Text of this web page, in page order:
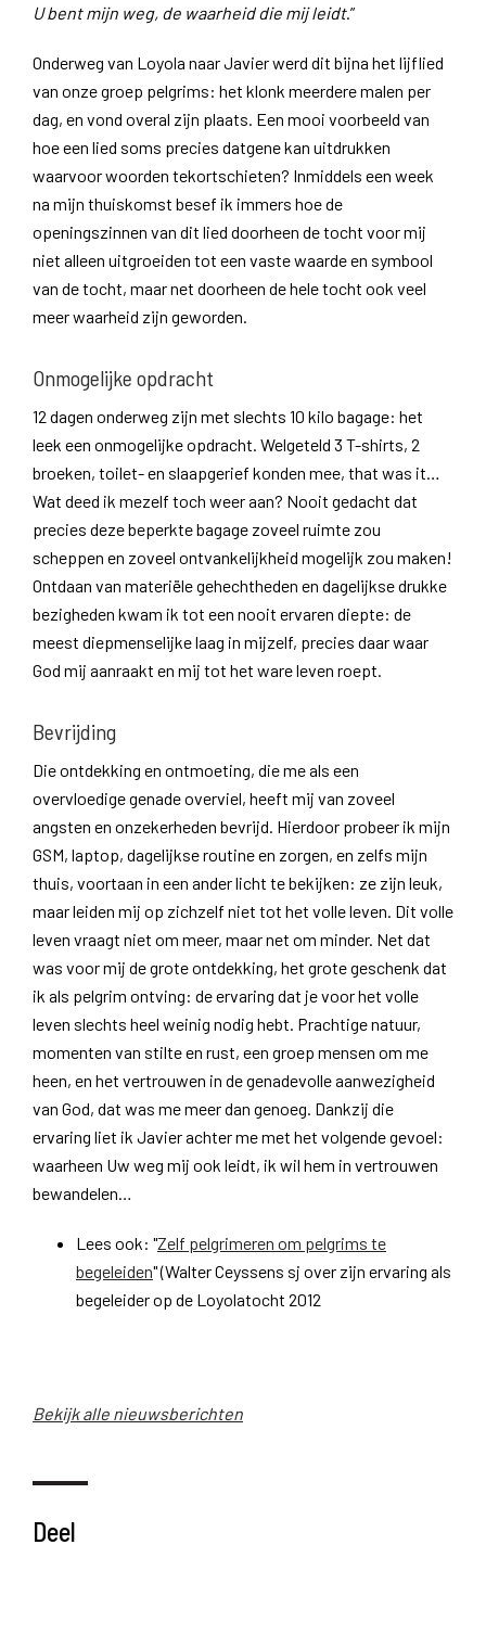
U bent mijn weg, de waarheid die mij leidt.”
Onderweg van Loyola naar Javier werd dit bijna het lijflied
van onze groep pelgrims: het klonk meerdere malen per
dag, en vond overal zijn plaats. Een mooi voorbeeld van
hoe een lied soms precies datgene kan uitdrukken
waarvoor woorden tekortschieten? Inmiddels een week
na mijn thuiskomst besef ik immers hoe de
openingszinnen van dit lied doorheen de tocht voor mij
niet alleen uitgroeiden tot een vaste waarde en symbool
van de tocht, maar net doorheen de hele tocht ook veel
meer waarheid zijn geworden.
Onmogelijke opdracht
12 dagen onderweg zijn met slechts 10 kilo bagage: het
leek een onmogelijke opdracht. Welgeteld 3 T-shirts, 2
broeken, toilet- en slaapgerief konden mee, that was it…
Wat deed ik mezelf toch weer aan? Nooit gedacht dat
precies deze beperkte bagage zoveel ruimte zou
scheppen en zoveel ontvankelijkheid mogelijk zou maken!
Ontdaan van materiële gehechtheden en dagelijkse drukke
bezigheden kwam ik tot een nooit ervaren diepte: de
meest diepmenselijke laag in mijzelf, precies daar waar
God mij aanraakt en mij tot het ware leven roept.
Bevrijding
Die ontdekking en ontmoeting, die me als een
overvloedige genade overviel, heeft mij van zoveel
angsten en onzekerheden bevrijd. Hierdoor probeer ik mijn
GSM, laptop, dagelijkse routine en zorgen, en zelfs mijn
thuis, voortaan in een ander licht te bekijken: ze zijn leuk,
maar leiden mij op zichzelf niet tot het volle leven. Dit volle
leven vraagt niet om meer, maar net om minder. Net dat
was voor mij de grote ontdekking, het grote geschenk dat
ik als pelgrim ontving: de ervaring dat je voor het volle
leven slechts heel weinig nodig hebt. Prachtige natuur,
momenten van stilte en rust, een groep mensen om me
heen, en het vertrouwen in de genadevolle aanwezigheid
van God, dat was me meer dan genoeg. Dankzij die
ervaring liet ik Javier achter me met het volgende gevoel:
waarheen Uw weg mij ook leidt, ik wil hem in vertrouwen
bewandelen…
Lees ook: "Zelf pelgrimeren om pelgrims te
begeleiden" (Walter Ceyssens sj over zijn ervaring als
begeleider op de Loyolatocht 2012
Bekijk alle nieuwsberichten
Deel